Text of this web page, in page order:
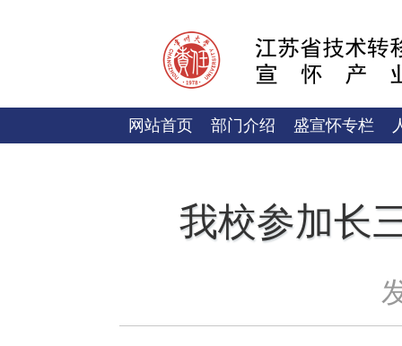
网站首页 部门介绍 盛宣怀专栏
我校参加长